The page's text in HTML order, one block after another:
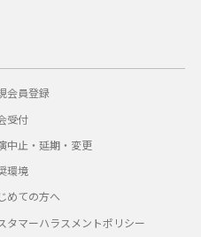
会員登録
受付
中止・延期・変更
環境
めての方へ
タマーハラスメントポリシー